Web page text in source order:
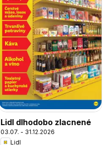
Lidl dlhodobo zlacnené
03.07. - 31.12.2026
Lidl